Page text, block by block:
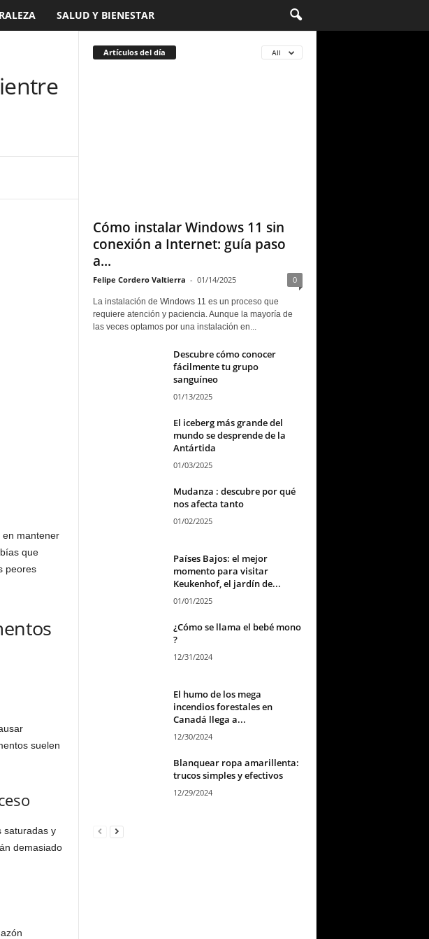
SALUD Y BIENESTAR
en mantener
que
peores
suelen
saturadas y
demasiado
Artículos del día All
Cómo instalar Windows 11 sin
conexión a Internet: guía paso
a...
Felipe Cordero Valtierra - 01/14/2025 0
La instalación de Windows 11 es un proceso que
requiere atención y paciencia. Aunque la mayoría de
las veces optamos por una instalación en...
Descubre cómo conocer
fácilmente tu grupo
sanguíneo
01/13/2025
El iceberg más grande del
mundo se desprende de la
Antártida
01/03/2025
Mudanza : descubre por qué
nos afecta tanto
01/02/2025
Países Bajos: el mejor
momento para visitar
Keukenhof, el jardín de...
01/01/2025
¿Cómo se llama el bebé mono
?
12/31/2024
El humo de los mega
incendios forestales en
Canadá llega a...
12/30/2024
Blanquear ropa amarillenta:
trucos simples y efectivos
12/29/2024